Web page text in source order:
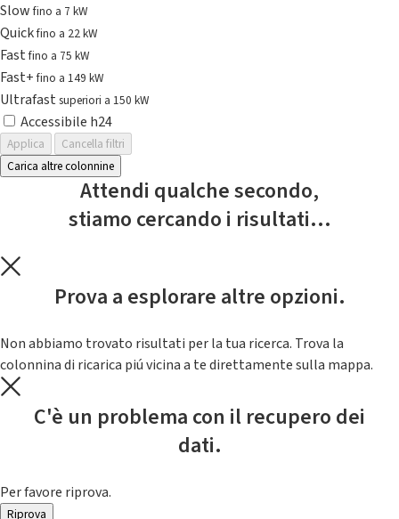
Slowfino a 7 kW
Quickfino a 22 kW
Fastfino a 75 kW
Fast+fino a 149 kW
Ultrafast superiori a 150 kW
Accessibile h24
Applica
Cancella filtri
Carica altre colonnine
Attendi qualche secondo,
stiamo cercando i risultati...
Prova a esplorare altre opzioni.
Non abbiamo trovato risultati per la tua ricerca. Trova la
colonnina di ricarica piú vicina a te direttamente sulla mappa.
C'è un problema con il recupero dei
dati.
Per favore riprova.
Riprova